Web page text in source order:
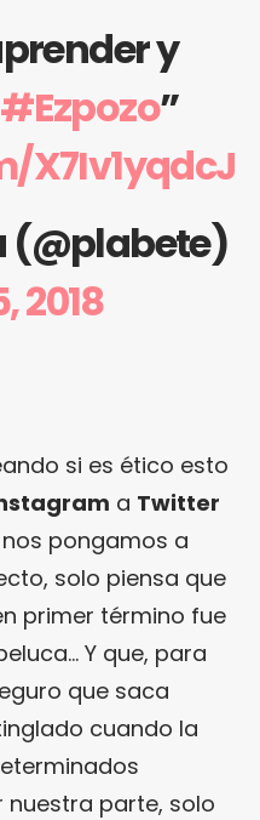
y
#Ezpozo”
X7Iv1yqdcJ
(@plabete)
2018
si es ético esto
a Twitter
pongamos a
solo piensa que
primer término fue
Y que, para
que saca
cuando la
nuestra parte, solo